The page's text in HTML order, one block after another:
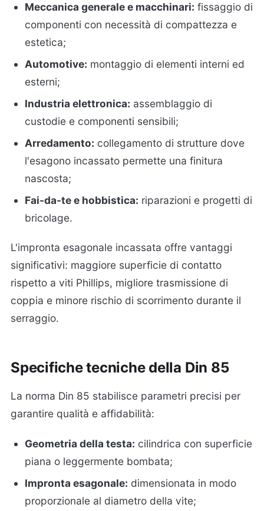
Meccanica generale e macchinari: fissaggio di
componenti con necessità di compattezza e
estetica;
Automotive: montaggio di elementi interni ed
esterni;
Industria elettronica: assemblaggio di
custodie e componenti sensibili;
Arredamento: collegamento di strutture dove
l'esagono incassato permette una finitura
nascosta;
Fai-da-te e hobbistica: riparazioni e progetti di
bricolage.
L'impronta esagonale incassata offre vantaggi
significativi: maggiore superficie di contatto
rispetto a viti Phillips, migliore trasmissione di
coppia e minore rischio di scorrimento durante il
serraggio.
Specifiche tecniche della Din 85
La norma Din 85 stabilisce parametri precisi per
garantire qualità e affidabilità:
Geometria della testa: cilindrica con superficie
piana o leggermente bombata;
Impronta esagonale: dimensionata in modo
proporzionale al diametro della vite;